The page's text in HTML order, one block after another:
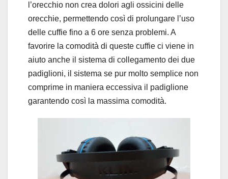
l’orecchio non crea dolori agli ossicini delle
orecchie, permettendo così di prolungare l’uso
delle cuffie fino a 6 ore senza problemi. A
favorire la comodità di queste cuffie ci viene in
aiuto anche il sistema di collegamento dei due
padiglioni, il sistema se pur molto semplice non
comprime in maniera eccessiva il padiglione
garantendo così la massima comodità.